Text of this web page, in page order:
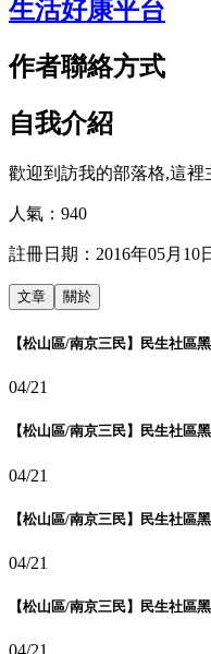
生活好康平台
作者聯絡方式
自我介紹
歡迎到訪我的部落格,這
人氣： 940
註冊日期： 2016年05月10
文章 關於
【松山區/南京三民】民生社區
04/21
【松山區/南京三民】民生社區
04/21
【松山區/南京三民】民生社區
04/21
【松山區/南京三民】民生社區